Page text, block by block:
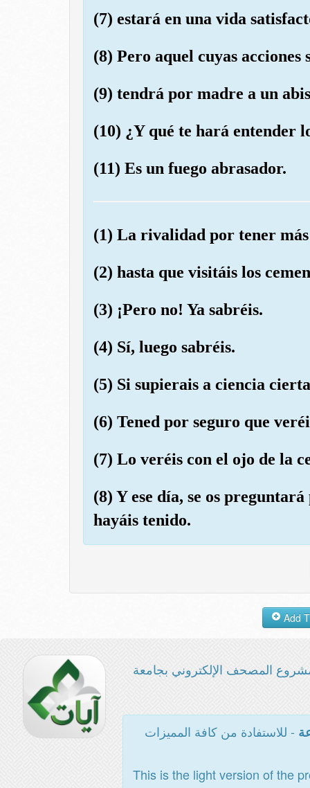
(7) estará en una vida
(8) Pero aquel cuyas acciones
(9) tendrá por madre a un
(10) ¿Y qué te hará entender
(11) Es un fuego abrasador.
(1) La rivalidad por tener más
(2) hasta que visitáis los
(3) ¡Pero no! Ya sabréis.
(4) Sí, luego sabréis.
(5) Si supierais a ciencia
(6) Tened por seguro que
(7) Lo veréis con el ojo de la
(8) Y ese día, se os
hayáis tenido.
المصحف الإلكتروني بجامعة
- للاستفادة من كافة المميزات
This is the light version of the